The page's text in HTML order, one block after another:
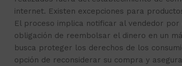
internet. Existen excepciones para
El proceso implica notificar al vendedor
obligación de reembolsar el dinero en un
busca proteger los derechos de los
opción de reconsiderar su compra y